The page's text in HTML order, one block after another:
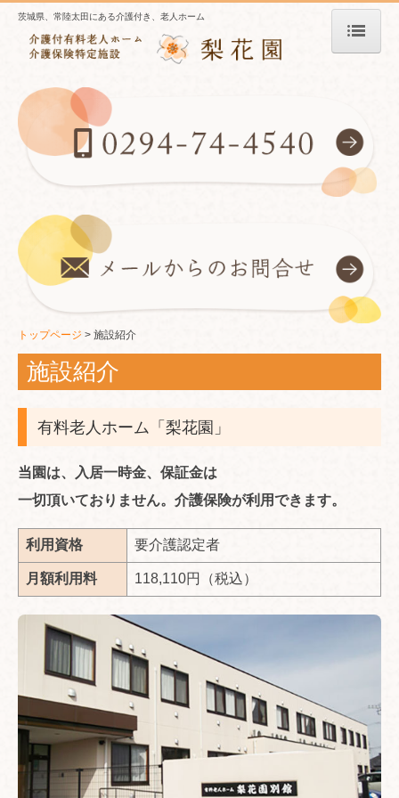
梨花園のこだわり
レクリエーション情報
会社概要
お問合せ
茨城県、常陸太田にある介護付き、老人ホーム
トップページ 施設紹介
施設紹介
有料老人ホーム「梨花園」
当園は、入居一時金、保証金は
一切頂いておりません。介護保険が利用できます。
利用資格 要介護認定者
月額利用料 118,110円（税込）